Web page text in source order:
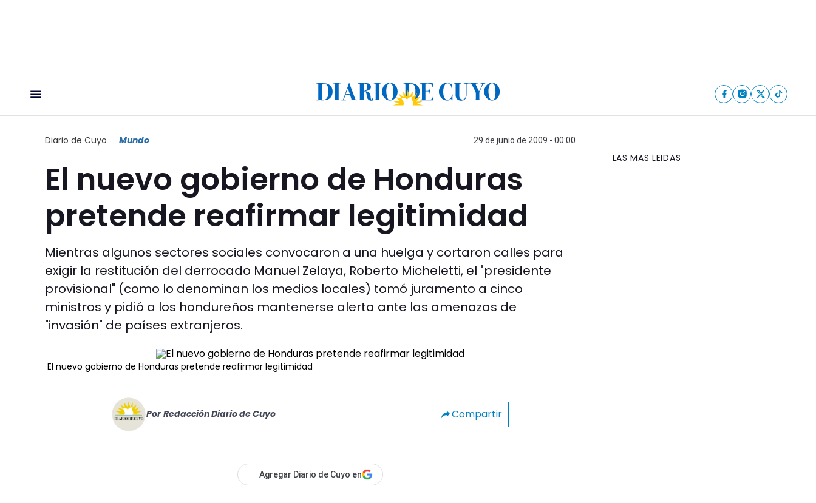
Diario de Cuyo Mundo 29 de junio de 2009 - 00:00
El nuevo gobierno de Honduras
pretende reafirmar legitimidad
Mientras algunos sectores sociales convocaron a una huelga y cortaron calles para
exigir la restitución del derrocado Manuel Zelaya, Roberto Micheletti, el "presidente
provisional" (como lo denominan los medios locales) tomó juramento a cinco
ministros y pidió a los hondureños mantenerse alerta ante las amenazas de
"invasión" de países extranjeros.
El nuevo gobierno de Honduras pretende reafirmar legitimidad
Por Redacción Diario de Cuyo Compartir
Agregar Diario de Cuyo en
LAS MAS LEIDAS